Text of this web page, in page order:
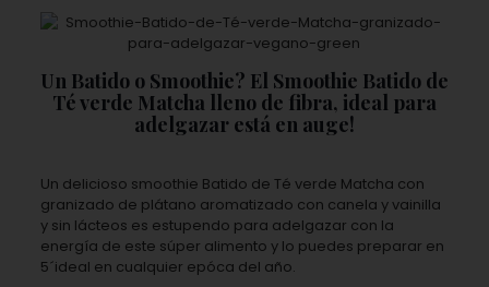
Un Batido o Smoothie? El Smoothie Batido de
Té verde Matcha lleno de fibra, ideal para
adelgazar está en auge!
Un delicioso smoothie Batido de Té verde Matcha con
granizado de plátano aromatizado con canela y vainilla
y sin lácteos es estupendo para adelgazar con la
energía de este súper alimento y lo puedes preparar en
5´ideal en cualquier epóca del año.